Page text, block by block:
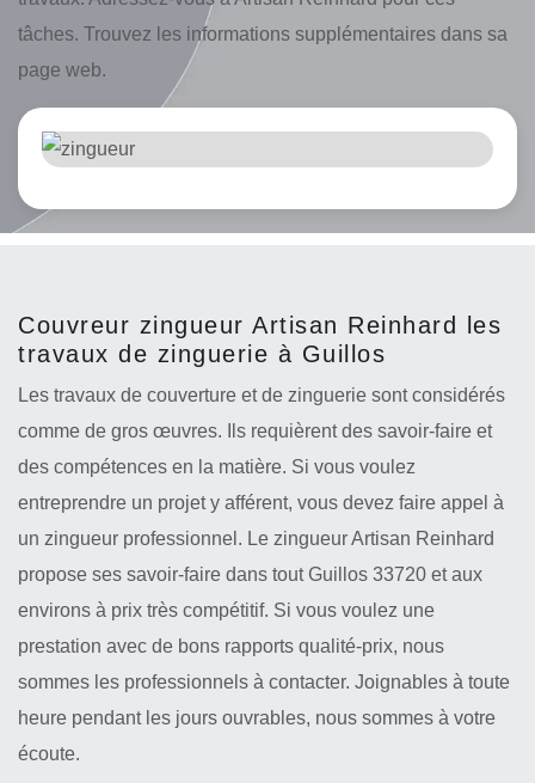
tâches. Trouvez les informations supplémentaires dans sa
page web.
Couvreur zingueur Artisan Reinhard les
travaux de zinguerie à Guillos
Les travaux de couverture et de zinguerie sont considérés
comme de gros œuvres. Ils requièrent des savoir-faire et
des compétences en la matière. Si vous voulez
entreprendre un projet y afférent, vous devez faire appel à
un zingueur professionnel. Le zingueur Artisan Reinhard
propose ses savoir-faire dans tout Guillos 33720 et aux
environs à prix très compétitif. Si vous voulez une
prestation avec de bons rapports qualité-prix, nous
sommes les professionnels à contacter. Joignables à toute
heure pendant les jours ouvrables, nous sommes à votre
écoute.